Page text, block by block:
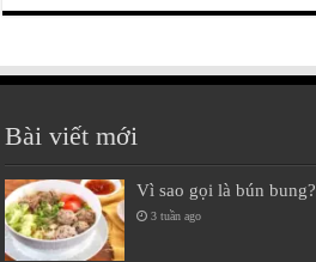
Bài viết mới
Vì sao gọi là bún bung?
3 tuần ago